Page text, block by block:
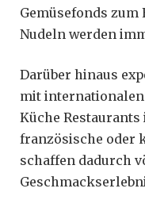
Gemüsefonds zum
Nudeln werden
Darüber hinaus
mit internationalen
Küche
französische oder
schaffen dadurch